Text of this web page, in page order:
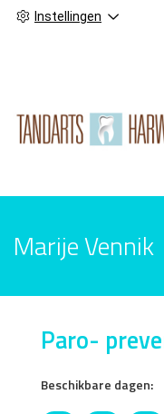
Instellingen
Marije Vennik
Paro-
Beschikbare dagen: